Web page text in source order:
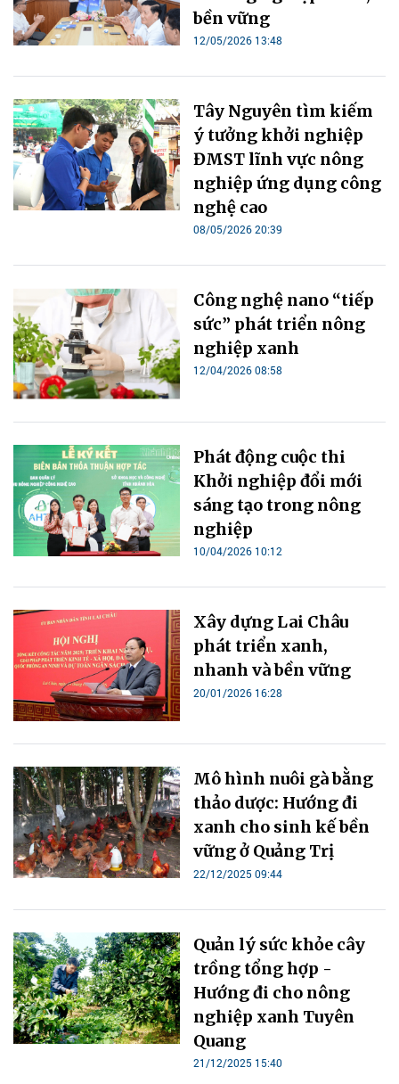
bền vững
12/05/2026 13:48
Tây Nguyên tìm kiếm
ý tưởng khởi nghiệp
ĐMST lĩnh vực nông
nghiệp ứng dụng công
nghệ cao
08/05/2026 20:39
Công nghệ nano “tiếp
sức” phát triển nông
nghiệp xanh
12/04/2026 08:58
Phát động cuộc thi
Khởi nghiệp đổi mới
sáng tạo trong nông
nghiệp
10/04/2026 10:12
Xây dựng Lai Châu
phát triển xanh,
nhanh và bền vững
20/01/2026 16:28
Mô hình nuôi gà bằng
thảo dược: Hướng đi
xanh cho sinh kế bền
vững ở Quảng Trị
22/12/2025 09:44
Quản lý sức khỏe cây
trồng tổng hợp -
Hướng đi cho nông
nghiệp xanh Tuyên
Quang
21/12/2025 15:40